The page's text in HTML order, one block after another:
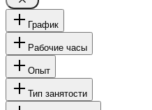
График
Рабочие часы
Опыт
Тип занятости